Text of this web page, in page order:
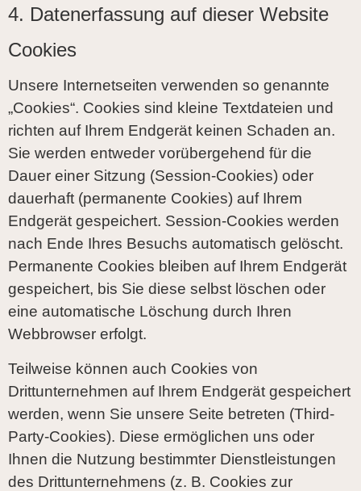
4. Datenerfassung auf dieser Website
Cookies
Unsere Internetseiten verwenden so genannte
„Cookies“. Cookies sind kleine Textdateien und
richten auf Ihrem Endgerät keinen Schaden an.
Sie werden entweder vorübergehend für die
Dauer einer Sitzung (Session-Cookies) oder
dauerhaft (permanente Cookies) auf Ihrem
Endgerät gespeichert. Session-Cookies werden
nach Ende Ihres Besuchs automatisch gelöscht.
Permanente Cookies bleiben auf Ihrem Endgerät
gespeichert, bis Sie diese selbst löschen oder
eine automatische Löschung durch Ihren
Webbrowser erfolgt.
Teilweise können auch Cookies von
Drittunternehmen auf Ihrem Endgerät gespeichert
werden, wenn Sie unsere Seite betreten (Third-
Party-Cookies). Diese ermöglichen uns oder
Ihnen die Nutzung bestimmter Dienstleistungen
des Drittunternehmens (z. B. Cookies zur